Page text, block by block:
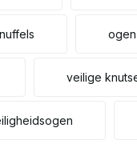
veilige